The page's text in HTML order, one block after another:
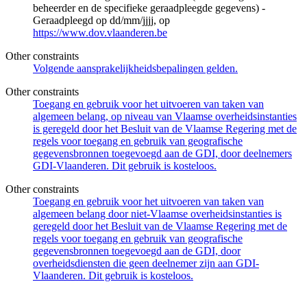
beheerder en de specifieke geraadpleegde gegevens) -
Geraadpleegd op dd/mm/jjjj, op
https://www.dov.vlaanderen.be
Other constraints
Volgende aansprakelijkheidsbepalingen gelden.
Other constraints
Toegang en gebruik voor het uitvoeren van taken van
algemeen belang, op niveau van Vlaamse overheidsinstanties
is geregeld door het Besluit van de Vlaamse Regering met de
regels voor toegang en gebruik van geografische
gegevensbronnen toegevoegd aan de GDI, door deelnemers
GDI-Vlaanderen. Dit gebruik is kosteloos.
Other constraints
Toegang en gebruik voor het uitvoeren van taken van
algemeen belang door niet-Vlaamse overheidsinstanties is
geregeld door het Besluit van de Vlaamse Regering met de
regels voor toegang en gebruik van geografische
gegevensbronnen toegevoegd aan de GDI, door
overheidsdiensten die geen deelnemer zijn aan GDI-
Vlaanderen. Dit gebruik is kosteloos.